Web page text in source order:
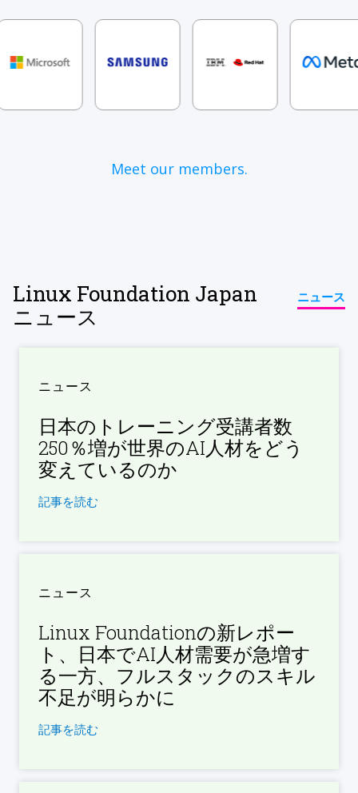
Meet our members.
Linux Foundation Japan
ニュース
ニュース
ニュース
日本のトレーニング受講者数
250％増が世界のAI人材をどう
変えているのか
記事を読む
ニュース
Linux Foundationの新レポー
ト、日本でAI人材需要が急増す
る一方、フルスタックのスキル
不足が明らかに
記事を読む